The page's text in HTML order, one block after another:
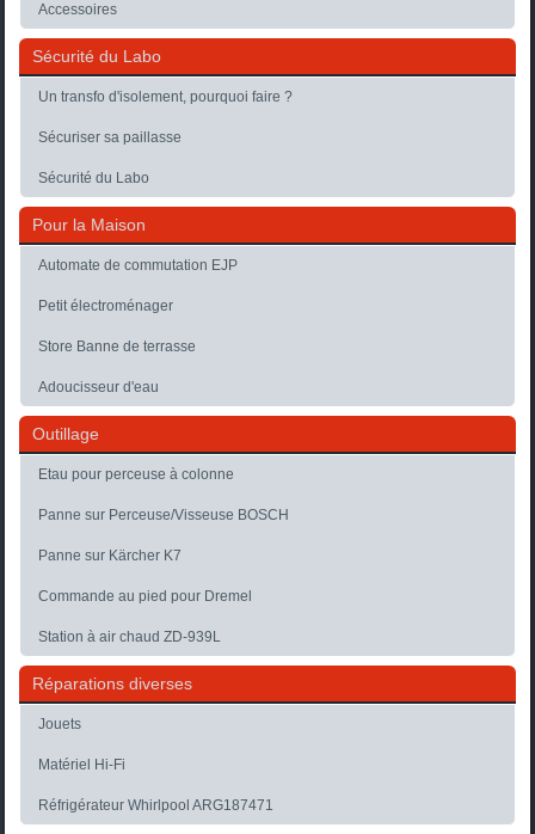
Accessoires
Sécurité du Labo
Un transfo d'isolement, pourquoi faire ?
Sécuriser sa paillasse
Sécurité du Labo
Pour la Maison
Automate de commutation EJP
Petit électroménager
Store Banne de terrasse
Adoucisseur d'eau
Outillage
Etau pour perceuse à colonne
Panne sur Perceuse/Visseuse BOSCH
Panne sur Kärcher K7
Commande au pied pour Dremel
Station à air chaud ZD-939L
Réparations diverses
Jouets
Matériel Hi-Fi
Réfrigérateur Whirlpool ARG187471